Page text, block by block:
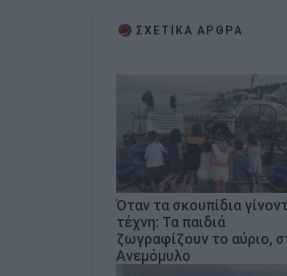
ΣΧΕΤΙΚA AΡΘΡΑ
Όταν τα σκουπίδια
τέχνη: Τα παιδιά
ζωγραφίζουν το αύριο,
Ανεμόμυλο